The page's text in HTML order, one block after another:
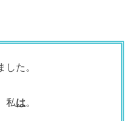
した。
、私は。